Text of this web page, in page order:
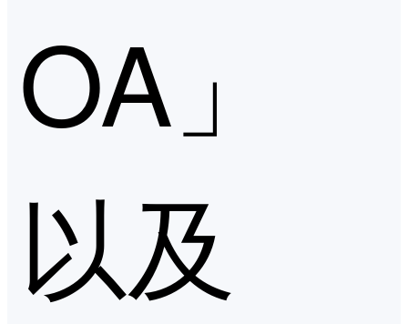
OA」
以及